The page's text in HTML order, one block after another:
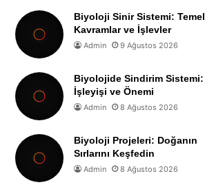
Biyoloji Sinir Sistemi: Temel
Kavramlar ve İşlevler
Admin 9 Ağustos 2026
Biyolojide Sindirim Sistemi:
İşleyişi ve Önemi
Admin 8 Ağustos 2026
Biyoloji Projeleri: Doğanın
Sırlarını Keşfedin
Admin 8 Ağustos 2026